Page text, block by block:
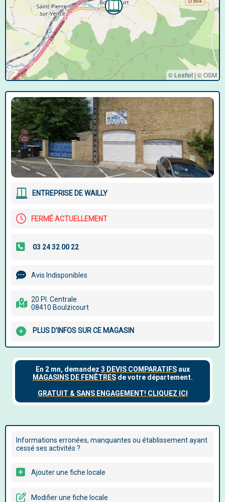
© Leaflet | ©OSM
ENTREPRISE DE WAILLY
FERMÉ ACTUELLEMENT
Avis Indisponibles
20 Pl. Centrale
08410 Boulzicourt
PLUS D'INFOS SUR CE MAGASIN
Informations erronées, manquantes ou établissement ayant
cessé ses activités ?
Ajouter une fiche locale
Modifier une fiche locale